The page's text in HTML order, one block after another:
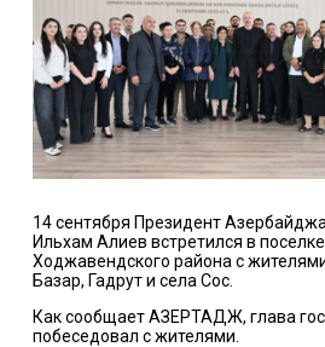
14 сентября Президент
Ильхам Алиев встретился в
Ходжавендского района с
Базар, Гадрут и села Сос.
Как сообщает АЗЕРТАДЖ, глава
побеседовал с жителями.